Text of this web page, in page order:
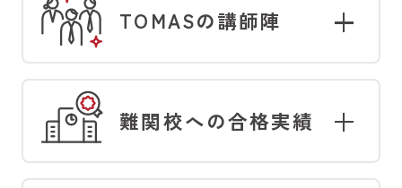
TOMASの講師陣
難関校への合格実績